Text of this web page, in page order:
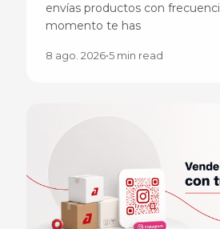
envías productos con
momento te has
8 ago. 2026•5 min read